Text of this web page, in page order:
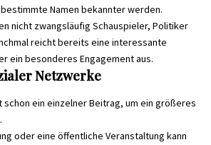
Namen bekannter werden.
nicht zwangsläufig Schauspieler, Politiker
reicht bereits eine interessante
ein besonderes Engagement aus.
Netzwerke
ein einzelner Beitrag, um ein größeres
oder eine öffentliche Veranstaltung kann